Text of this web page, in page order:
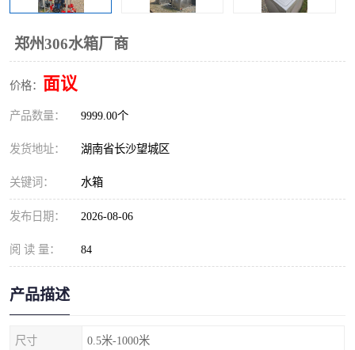
郑州306水箱厂商
价格： 面议
产品数量： 9999.00个
发货地址： 湖南省长沙望城区
关键词： 水箱
发布日期： 2026-08-06
阅 读 量： 84
产品描述
尺寸 0.5米-1000米